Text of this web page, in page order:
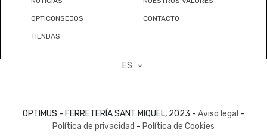
OPTICONSEJOS CONTACTO
TIENDAS
ES
OPTIMUS - FERRETERÍA SANT MIQUEL, 2023 - Aviso legal -
Política de privacidad - Política de Cookies